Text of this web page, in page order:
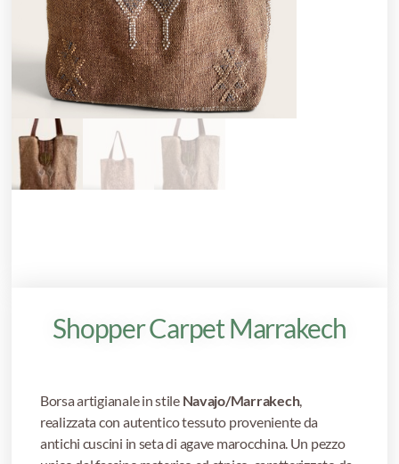
Shopper Carpet Marrakech
Borsa artigianale in stile Navajo/Marrakech,
realizzata con autentico tessuto proveniente da
antichi cuscini in seta di agave marocchina. Un pezzo